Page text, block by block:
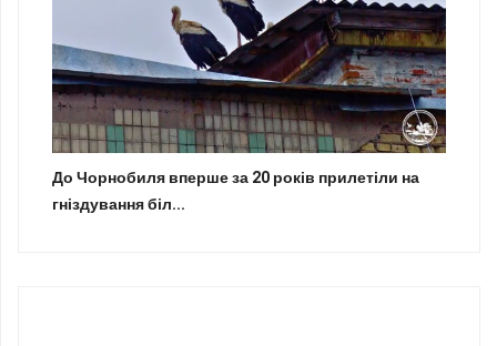
До Чорнобиля вперше за 20 років прилетіли на
гніздування біл...